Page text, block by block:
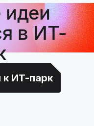
в ИТ-
к ИТ-парк